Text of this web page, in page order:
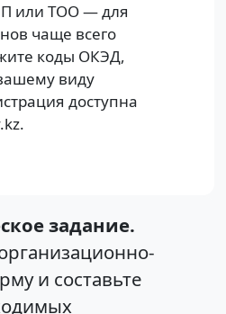
или ТОО — для
чаще всего
коды ОКЭД,
виду
доступна
задание.
и составьте